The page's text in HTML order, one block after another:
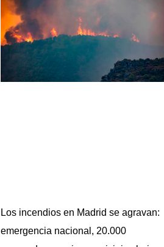
Los incendios en Madrid se agravan:
emergencia nacional, 20.000